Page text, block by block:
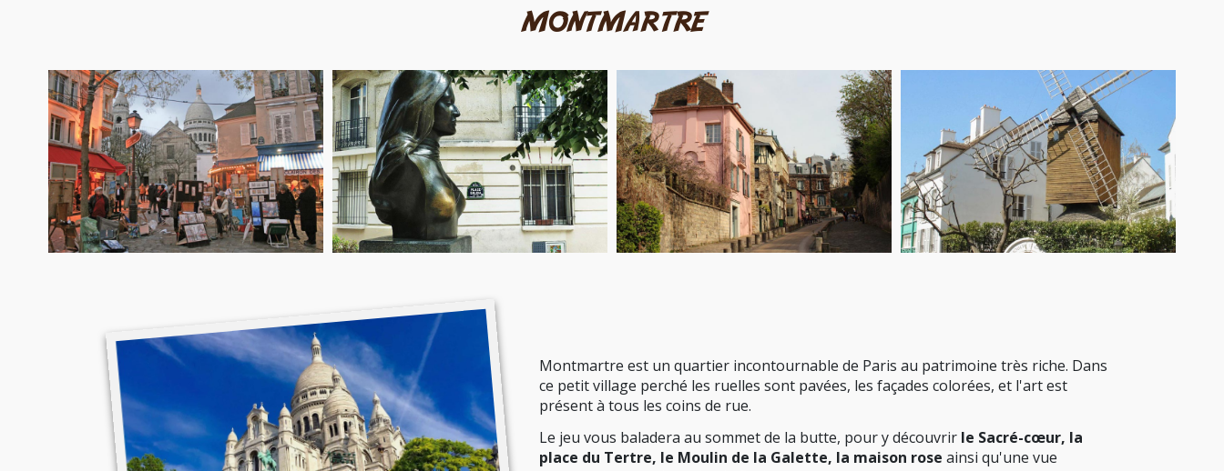
montmartre
Montmartre est un quartier incontournable de Paris au patrimoine très riche. Dans
ce petit village perché les ruelles sont pavées, les façades colorées, et l'art est
présent à tous les coins de rue.
Le jeu vous baladera au sommet de la butte, pour y découvrir le Sacré-cœur, la
place du Tertre, le Moulin de la Galette, la maison rose ainsi qu'une vue